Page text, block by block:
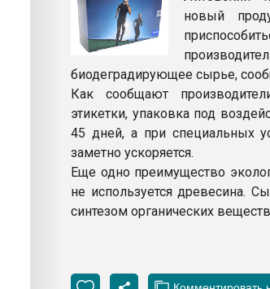
новый
биодеградирующее сырье,
Как сообщают
этикетки, упаковка под
45 дней, а при специальных
заметно ускоряется.
Еще одно преимущество
не используется древесина.
синтезом органических